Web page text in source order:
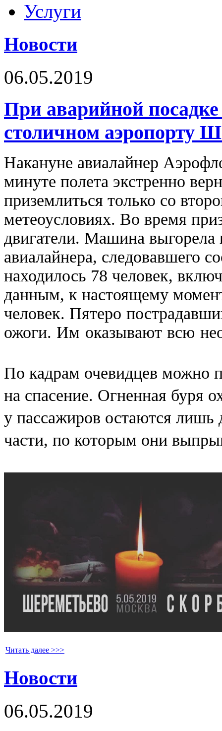
Услуги
Новости
06.05.2019
При аварийной
столичном аэропорту
Накануне авиалайнер
минуте полета экстренно
приземлиться только со
метеоусловиях. Во время
двигатели. Машина
авиалайнера, следовавшего
находилось 78 человек,
данным, к настоящему
человек. Пятеро
ожоги. Им оказывают всю
По кадрам очевидцев можно
на спасение. Огненная буря
у пассажиров остаются лишь
части, по которым они
Читать далее >>>
Новости
06.05.2019